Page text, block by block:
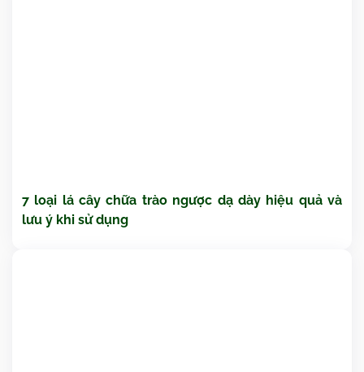
7 loại lá cây chữa trào ngược dạ dày hiệu quả và
lưu ý khi sử dụng